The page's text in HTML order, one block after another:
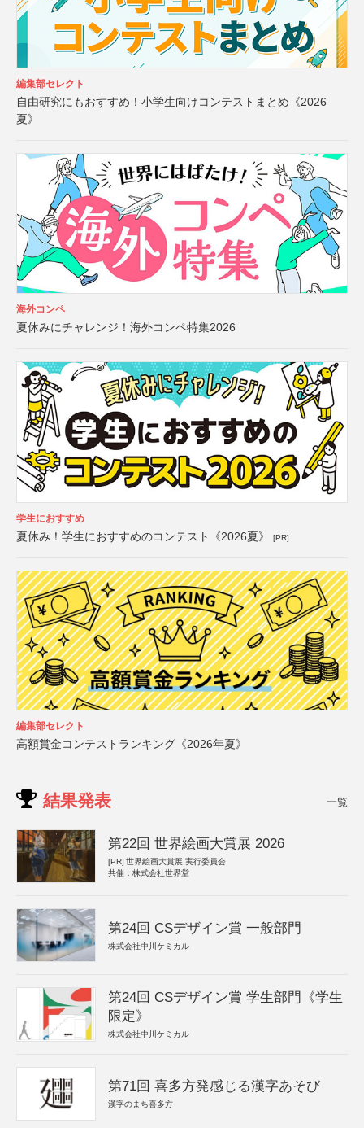
編集部セレクト
自由研究にもおすすめ！小学生向けコンテストまとめ《2026
夏》
海外コンペ
夏休みにチャレンジ！海外コンペ特集2026
学生におすすめ
夏休み！学生におすすめのコンテスト《2026夏》 [PR]
編集部セレクト
高額賞金コンテストランキング《2026年夏》
結果発表 一覧
第22回 世界絵画大賞展 2026
[PR] 世界絵画大賞展 実行委員会
共催：株式会社世界堂
第24回 CSデザイン賞 一般部門
株式会社中川ケミカル
第24回 CSデザイン賞 学生部門《学生
限定》
株式会社中川ケミカル
第71回 喜多方発感じる漢字あそび
漢字のまち喜多方